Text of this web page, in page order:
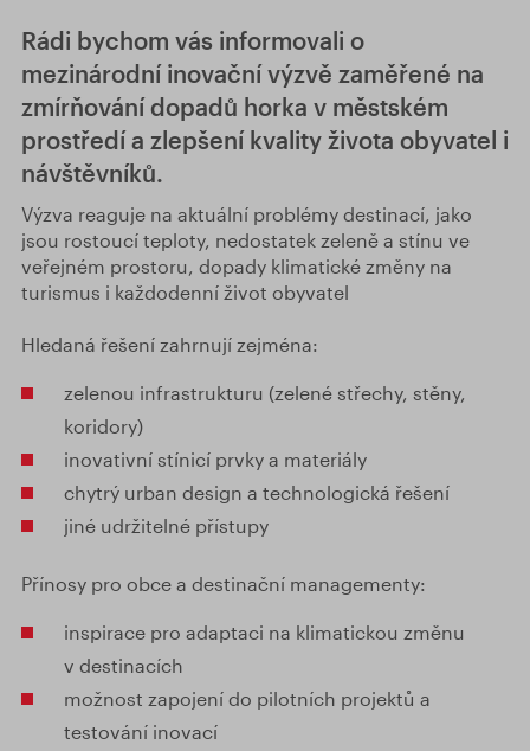
Rádi bychom vás informovali o
mezinárodní inovační výzvě zaměřené na
zmírňování dopadů horka v městském
prostředí a zlepšení kvality života obyvatel i
návštěvníků.
Výzva reaguje na aktuální problémy destinací, jako
jsou rostoucí teploty, nedostatek zeleně a stínu ve
veřejném prostoru, dopady klimatické změny na
turismus i každodenní život obyvatel
Hledaná řešení zahrnují zejména:
zelenou infrastrukturu (zelené střechy, stěny,
koridory)
inovativní stínicí prvky a materiály
chytrý urban design a technologická řešení
jiné udržitelné přístupy
Přínosy pro obce a destinační managementy:
inspirace pro adaptaci na klimatickou změnu
v destinacích
možnost zapojení do pilotních projektů a
testování inovací